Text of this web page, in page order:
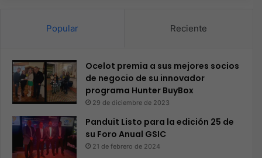
Popular Reciente
Ocelot premia a sus mejores socios
de negocio de su innovador
programa Hunter BuyBox
29 de diciembre de 2023
Panduit Listo para la edición 25 de
su Foro Anual GSIC
21 de febrero de 2024